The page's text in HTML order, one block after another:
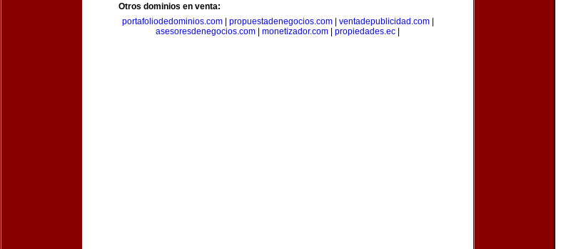
Otros dominios en venta:
portafoliodedominios.com| propuestadenegocios.com| ventadepublicidad.com|
asesoresdenegocios.com
monetizador.com propiedades.ec